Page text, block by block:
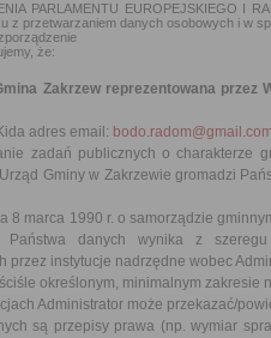
PARLAMENTU EUROPEJSKIEGO I
przetwarzaniem danych osobowych i w
że:
Zakrzew reprezentowana przez
adres email: bodo.radom@gmail.com
zadań publicznych o charakterze
Gminy w Zakrzewie gromadzi
marca 1990 r. o samorządzie
danych wynika z szeregu
instytucje nadrzędne wobec
określonym, minimalnym zakresie
Administrator może przekazać/
są przepisy prawa (np. wymiar